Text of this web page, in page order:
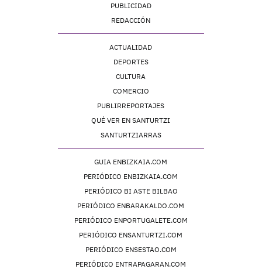
PUBLICIDAD
REDACCIÓN
ACTUALIDAD
DEPORTES
CULTURA
COMERCIO
PUBLIRREPORTAJES
QUÉ VER EN SANTURTZI
SANTURTZIARRAS
GUIA ENBIZKAIA.COM
PERIÓDICO ENBIZKAIA.COM
PERIÓDICO BI ASTE BILBAO
PERIÓDICO ENBARAKALDO.COM
PERIÓDICO ENPORTUGALETE.COM
PERIÓDICO ENSANTURTZI.COM
PERIÓDICO ENSESTAO.COM
PERIÓDICO ENTRAPAGARAN.COM